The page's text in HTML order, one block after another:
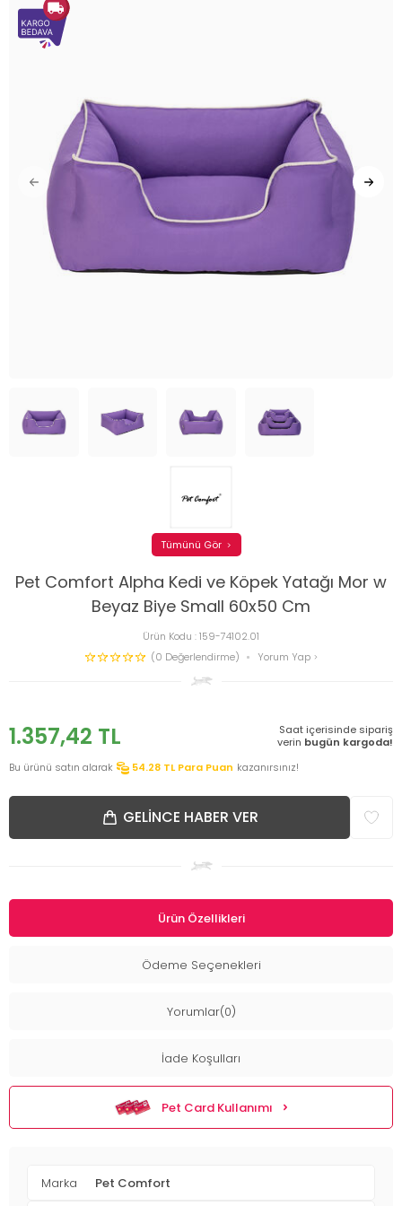
Pet Comfort Alpha Kedi ve Köpek Yatağı Mor w
Beyaz Biye Small 60x50 Cm
Ürün Kodu :159-74102.01
(0 Değerlendirme)
Yorum Yap
Tümünü Gör
1.357,42 TL
Saat içerisinde sipariş
verin bugün kargoda!
Bu ürünü satın alarak
54.28 TL Para Puan kazanırsınız!
GELINCE HABER VER
Ürün Özellikleri
Ödeme Seçenekleri
Yorumlar(0)
İade Koşulları
Pet Card Kullanımı
Marka Pet Comfort